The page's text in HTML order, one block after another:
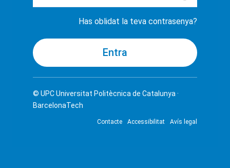
Has oblidat la teva contrasenya?
© UPCUniversitat Politècnica de Catalunya ·
BarcelonaTech
Contacte Accessibilitat Avís legal